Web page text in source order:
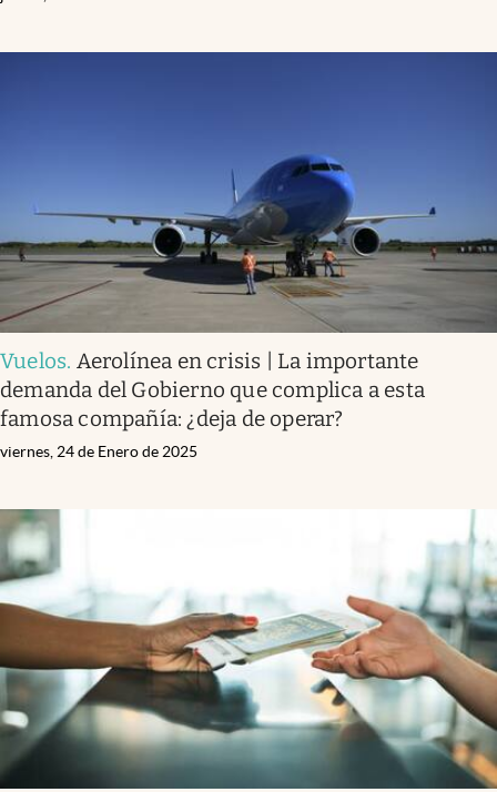
Vuelos. Aerolínea en crisis | La importante
demanda del Gobierno que complica a esta
famosa compañía: ¿deja de operar?
viernes, 24 de Enero de 2025